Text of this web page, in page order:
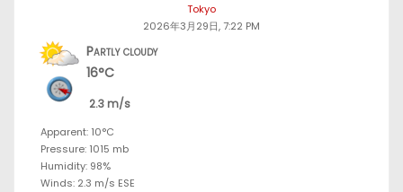
Tokyo
2026年3月29日, 7:22 PM
Partly cloudy
16°C
2.3 m/s
Apparent: 10°C
Pressure: 1015 mb
Humidity: 98%
Winds: 2.3 m/s ESE